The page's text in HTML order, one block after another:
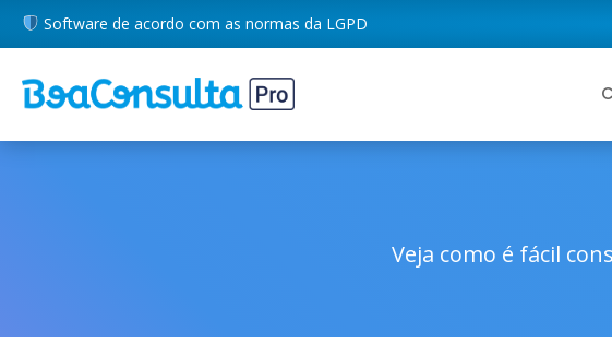
Software de acordo com as normas da LGPD
Veja como é fácil